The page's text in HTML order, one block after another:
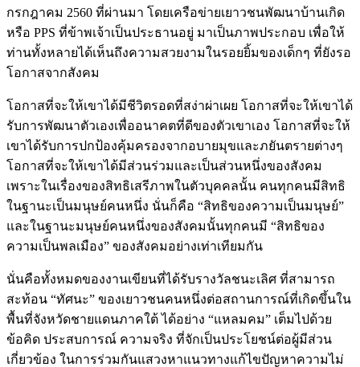
กรกฎาคม 2560 ที่ผ่านมา โดยเครือข่ายเยาวชนพัฒนาบ้านเกิด
หรือ PPS ที่ข้าพเจ้าเป็นประธานอยู่ มาเป็นภาพประกอบ เพื่อให้
ท่านทั้งหลายได้เห็นถึงความสวยงามในรอยยิ้มของเด็กๆ ที่ยังรอ
โอกาสจากสังคม
โอกาสที่จะให้เขาได้มีชีวิตรอดที่สง่าผ่าเผย โอกาสที่จะให้เขาได้
รับการพัฒนาตัวเองเพื่ออนาคตที่ดีของตัวเขาเอง โอกาสที่จะให้
เขาได้รับการปกป้องคุ้มครองจากอบายมุขและภยันตรายต่างๆ
โอกาสที่จะให้เขาได้มีส่วนร่วมและเป็นส่วนหนึ่งของสังคม
เพราะในเรื่องของสิทธิเสรีภาพในตัวบุคคลนั้น คนทุกคนมีสิทธิ
ในฐานะเป็นมนุษย์คนหนึ่ง นั่นก็คือ “สิทธิของความเป็นมนุษย์”
และในฐานะมนุษย์คนหนึ่งของสังคมนั้นทุกคนมี “สิทธิของ
ความเป็นพลเมือง” ของสังคมอย่างเท่าเทียมกัน
นั่นคือทั้งหมดของงานเขียนที่ได้รับรางวัลชนะเลิศ ที่สามารถ
สะท้อน “ทัศนะ” ของเยาวชนคนหนึ่งต่อสถานการณ์ที่เกิดขึ้นใน
พื้นที่จังหวัดชายแดนภาคใต้ ได้อย่าง “แหลมคม” เต็มไปด้วย
ข้อคิด ประสบการณ์ ความจริง ที่จักเป็นประโยชน์ต่อผู้มีส่วน
เกี่ยวข้อง ในการร่วมกันแสวงหาแนวทางแก้ไขปัญหาความไม่